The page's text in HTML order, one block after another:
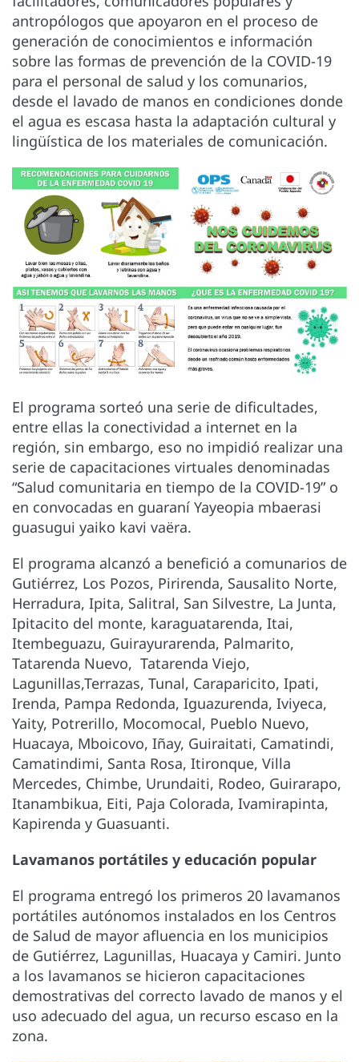
antropólogos que apoyaron en el proceso de
generación de conocimientos e información
sobre las formas de prevención de la COVID-19
para el personal de salud y los comunarios,
desde el lavado de manos en condiciones donde
el agua es escasa hasta la adaptación cultural y
lingüística de los materiales de comunicación.
El programa sorteó una serie de dificultades,
entre ellas la conectividad a internet en la
región, sin embargo, eso no impidió realizar una
serie de capacitaciones virtuales denominadas
“Salud comunitaria en tiempo de la COVID-19” o
en convocadas en guaraní Yayeopia mbaerasi
guasugui yaiko kavi vaëra.
El programa alcanzó a benefició a comunarios de
Gutiérrez, Los Pozos, Pirirenda, Sausalito Norte,
Herradura, Ipita, Salitral, San Silvestre, La Junta,
Ipitacito del monte, karaguatarenda, Itai,
Itembeguazu, Guirayurarenda, Palmarito,
Tatarenda Nuevo, Tatarenda Viejo,
Lagunillas,Terrazas, Tunal, Caraparicito, Ipati,
Irenda, Pampa Redonda, Iguazurenda, Iviyeca,
Yaity, Potrerillo, Mocomocal, Pueblo Nuevo,
Huacaya, Mboicovo, Iñay, Guiraitati, Camatindi,
Camatindimi, Santa Rosa, Itironque, Villa
Mercedes, Chimbe, Urundaiti, Rodeo, Guirarapo,
Itanambikua, Eiti, Paja Colorada, Ivamirapinta,
Kapirenda y Guasuanti.
Lavamanos portátiles y educación popular
El programa entregó los primeros 20 lavamanos
portátiles autónomos instalados en los Centros
de Salud de mayor afluencia en los municipios
de Gutiérrez, Lagunillas, Huacaya y Camiri. Junto
a los lavamanos se hicieron capacitaciones
demostrativas del correcto lavado de manos y el
uso adecuado del agua, un recurso escaso en la
zona.